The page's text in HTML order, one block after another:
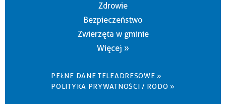
Zdrowie
Bezpieczeństwo
Zwierzęta w gminie
Więcej »
PEŁNE DANE TELEADRESOWE »
POLITYKA PRYWATNOŚCI / RODO »